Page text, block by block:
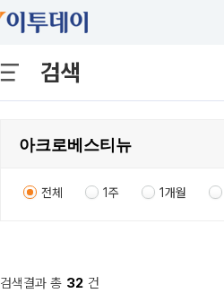
검색
전체 1주 1개월
검색결과 총 32 건